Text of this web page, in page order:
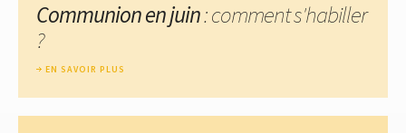
Communion en juin: comment s'habiller
?
EN SAVOIR PLUS